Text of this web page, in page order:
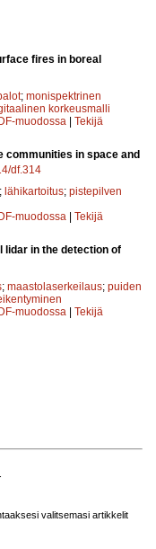
fires in boreal
; monispektrinen
korkeusmalli
muodossa | Tekijä
communities in space and
df.314
; lähikartoitus; pistepilven
muodossa | Tekijä
lidar in the detection of
; maastolaserkeilaus; puiden
muodossa | Tekijä
valitsemasi artikkelit